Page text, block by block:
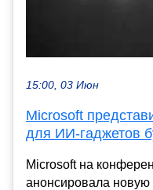
15:00, 03 Июн
Microsoft
для ИИ-гаджетов
Microsoft на
анонсировала